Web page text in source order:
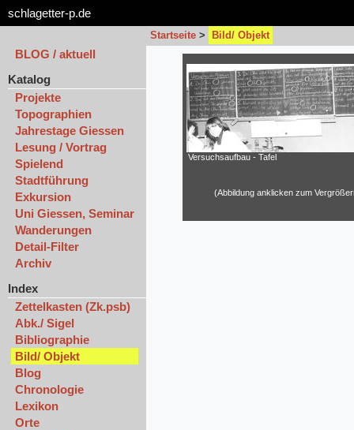
schlagetter-p.de
Startseite > Bild/ Objekt
BLOG / aktuell
Katalog
Projekte
Topographien
Jahrestage Giessen
Lesung / Vortrag
Spielend
Stadtführung
Exkursion
Uni Giessen, Seminar
Wanderungen
Detail-Filter
Archiv
Index
Zettelkasten (Zk.psb)
Abk./ Sigel
Bibliographie
Bild/ Objekt
Blog
Chronologie
Lexikon
Orte
Versuchsaufbau - Tafel
(Abbildung anklicken zum